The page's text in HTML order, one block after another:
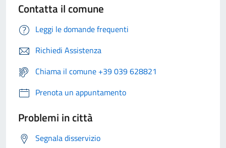
Contatta il comune
Leggi le domande frequenti
Richiedi Assistenza
Chiama il comune +39 039 628821
Prenota un appuntamento
Problemi in città
Segnala disservizio